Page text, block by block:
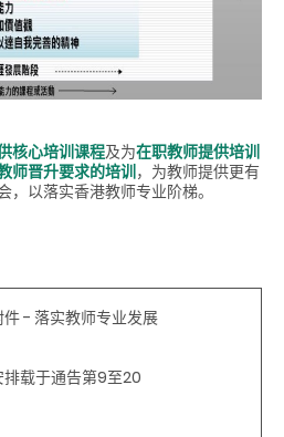
核心培训课程及为在职教师提供培训
师晋升要求的培训，为教师提供更有
，以落实香港教师专业阶梯。
- 落实教师专业发展
载于通告第9至20